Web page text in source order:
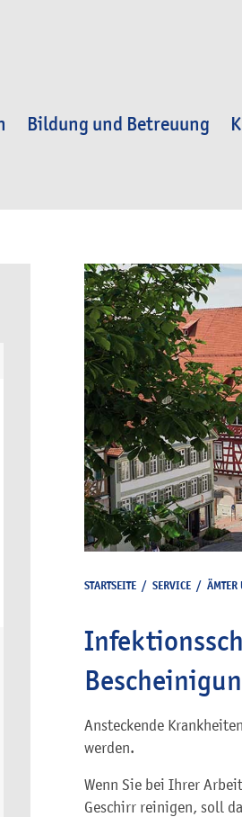
Bildung und Betreuung
STARTSEITE / SERVICE / ÄMTER
Ansteckende
werden.
Wenn Sie bei Ihrer
Geschirr reinigen, soll